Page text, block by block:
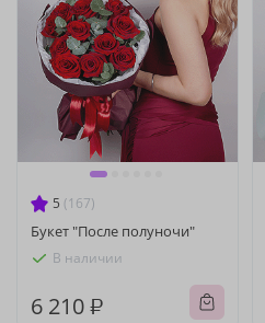
5 (167)
Букет "После полуночи"
В наличии
6 210 ₽